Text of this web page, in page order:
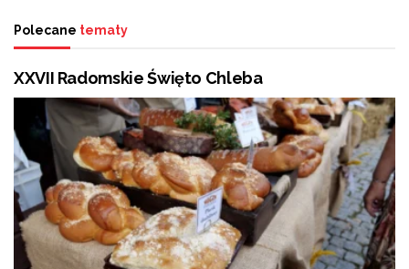
Polecane tematy
XXVII Radomskie Święto Chleba